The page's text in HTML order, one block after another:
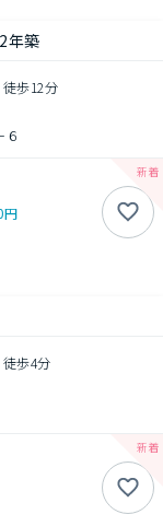
年築
歩12分
６
円
歩4分